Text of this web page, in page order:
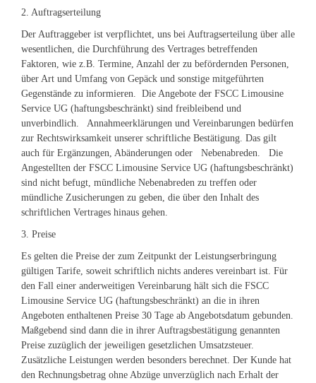
2. Auftragserteilung
Der Auftraggeber ist verpflichtet, uns bei Auftragserteilung über alle
wesentlichen, die Durchführung des Vertrages betreffenden
Faktoren, wie z.B. Termine, Anzahl der zu befördernden Personen,
über Art und Umfang von Gepäck und sonstige mitgeführten
Gegenstände zu informieren. Die Angebote der FSCC Limousine
Service UG (haftungsbeschränkt) sind freibleibend und
unverbindlich. Annahmeerklärungen und Vereinbarungen bedürfen
zur Rechtswirksamkeit unserer schriftliche Bestätigung. Das gilt
auch für Ergänzungen, Abänderungen oder Nebenabreden. Die
Angestellten der FSCC Limousine Service UG (haftungsbeschränkt)
sind nicht befugt, mündliche Nebenabreden zu treffen oder
mündliche Zusicherungen zu geben, die über den Inhalt des
schriftlichen Vertrages hinaus gehen.
3. Preise
Es gelten die Preise der zum Zeitpunkt der Leistungserbringung
gültigen Tarife, soweit schriftlich nichts anderes vereinbart ist. Für
den Fall einer anderweitigen Vereinbarung hält sich die FSCC
Limousine Service UG (haftungsbeschränkt) an die in ihren
Angeboten enthaltenen Preise 30 Tage ab Angebotsdatum gebunden.
Maßgebend sind dann die in ihrer Auftragsbestätigung genannten
Preise zuzüglich der jeweiligen gesetzlichen Umsatzsteuer.
Zusätzliche Leistungen werden besonders berechnet. Der Kunde hat
den Rechnungsbetrag ohne Abzüge unverzüglich nach Erhalt der